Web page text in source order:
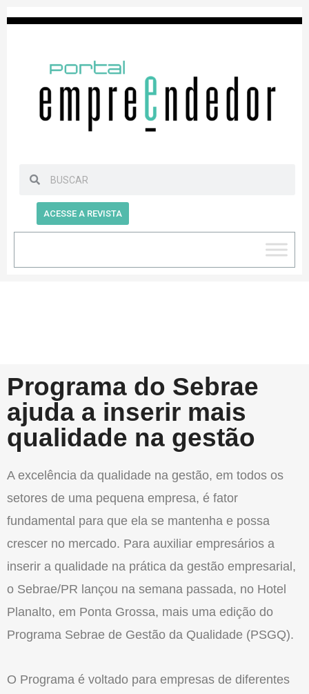
ACESSE A REVISTA
Programa do Sebrae
ajuda a inserir mais
qualidade na gestão
A excelência da qualidade na gestão, em todos os
setores de uma pequena empresa, é fator
fundamental para que ela se mantenha e possa
crescer no mercado. Para auxiliar empresários a
inserir a qualidade na prática da gestão empresarial,
o Sebrae/PR lançou na semana passada, no Hotel
Planalto, em Ponta Grossa, mais uma edição do
Programa Sebrae de Gestão da Qualidade (PSGQ).
O Programa é voltado para empresas de diferentes